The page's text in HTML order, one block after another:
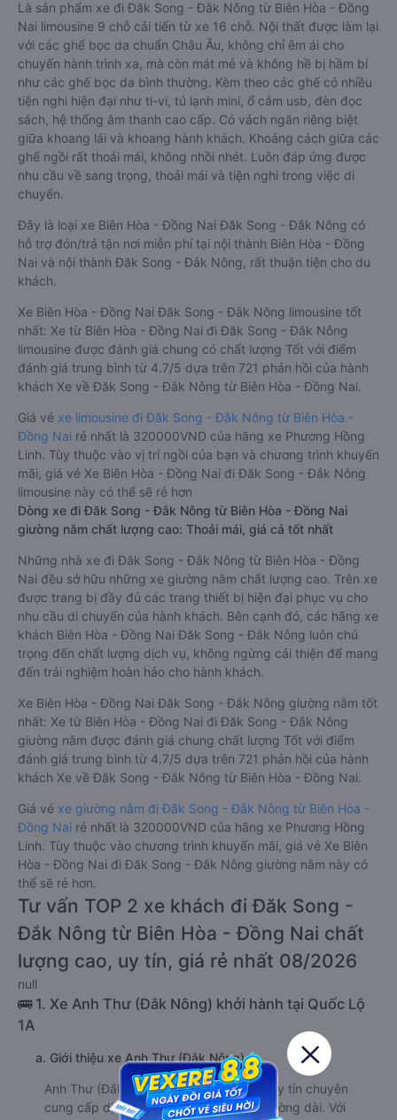
Là sản phẩm xe đi Đăk Song - Đắk Nông từ Biên Hòa - Đồng
Nai limousine 9 chỗ cải tiến từ xe 16 chỗ. Nội thất được làm lại
với các ghế bọc da chuẩn Châu Âu, không chỉ êm ái cho
chuyến hành trình xa, mà còn mát mẻ và không hề bị hầm bí
như các ghế bọc da bình thường. Kèm theo các ghế có nhiều
tiện nghi hiện đại như ti-vi, tủ lạnh mini, ổ cắm usb, đèn đọc
sách, hệ thống âm thanh cao cấp. Có vách ngăn riêng biệt
giữa khoang lái và khoang hành khách. Khoảng cách giữa các
ghế ngồi rất thoải mái, không nhồi nhét. Luôn đáp ứng được
nhu cầu về sang trọng, thoải mái và tiện nghi trong việc di
chuyển.
Đây là loại xe Biên Hòa - Đồng Nai Đăk Song - Đắk Nông có
hỗ trợ đón/trả tận nơi miễn phí tại nội thành Biên Hòa - Đồng
Nai và nội thành Đăk Song - Đắk Nông, rất thuận tiện cho du
khách.
Xe Biên Hòa - Đồng Nai Đăk Song - Đắk Nông limousine tốt
nhất: Xe từ Biên Hòa - Đồng Nai đi Đăk Song - Đắk Nông
limousine được đánh giá chung có chất lượng Tốt với điểm
đánh giá trung bình từ 4.7/5 dựa trên 721 phản hồi của hành
khách Xe về Đăk Song - Đắk Nông từ Biên Hòa - Đồng Nai.
Giá vé xe limousine đi Đăk Song - Đắk Nông từ Biên Hòa -
Đồng Nai rẻ nhất là 320000VND của hãng xe Phương Hồng
Linh. Tùy thuộc vào vị trí ngồi của bạn và chương trình khuyến
mãi, giá vé Xe Biên Hòa - Đồng Nai đi Đăk Song - Đắk Nông
limousine này có thể sẽ rẻ hơn
Dòng xe đi Đăk Song - Đắk Nông từ Biên Hòa - Đồng Nai
giường nằm chất lượng cao: Thoải mái, giá cả tốt nhất
Những nhà xe đi Đăk Song - Đắk Nông từ Biên Hòa - Đồng
Nai đều sở hữu những xe giường nằm chất lượng cao. Trên xe
được trang bị đầy đủ các trang thiết bị hiện đại phục vụ cho
nhu cầu di chuyển của hành khách. Bên cạnh đó, các hãng xe
khách Biên Hòa - Đồng Nai Đăk Song - Đắk Nông luôn chú
trọng đến chất lượng dịch vụ, không ngừng cải thiện để mang
đến trải nghiệm hoàn hảo cho hành khách.
Xe Biên Hòa - Đồng Nai Đăk Song - Đắk Nông giường nằm tốt
nhất: Xe từ Biên Hòa - Đồng Nai đi Đăk Song - Đắk Nông
giường nằm được đánh giá chung chất lượng Tốt với điểm
đánh giá trung bình từ 4.7/5 dựa trên 721 phản hồi của hành
khách Xe về Đăk Song - Đắk Nông từ Biên Hòa - Đồng Nai.
Giá vé xe giường nằm đi Đăk Song - Đắk Nông từ Biên Hòa -
Đồng Nai rẻ nhất là 320000VND của hãng xe Phương Hồng
Linh. Tùy thuộc vào chương trình khuyến mãi, giá vé Xe Biên
Hòa - Đồng Nai đi Đăk Song - Đắk Nông giường nằm này có
thể sẽ rẻ hơn.
Tư vấn TOP 2 xe khách đi Đăk Song -
Đắk Nông từ Biên Hòa - Đồng Nai chất
lượng cao, uy tín, giá rẻ nhất 08/2026
null
🚌 1. Xe Anh Thư (Đắk Nông) khởi hành tại Quốc Lộ
1A
a. Giới thiệu xe Anh Thư (Đắk Nông)
Anh Thư (Đắk Nông) là hãng xe khách uy tín chuyên
cung cấp dịch vụ vận tải hành khách đường dài. Với